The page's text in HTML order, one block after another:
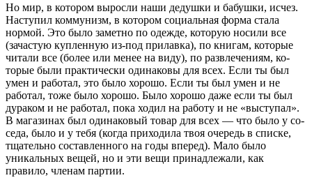
Но мир, в котором выросли наши дедушки и бабушки, исчез.
Наступил коммунизм, в котором социальная форма стала
нормой. Это было заметно по одежде, кото­рую носили все
(зачастую куплен­ную из-под прилавка), по книгам, которые
читали все (более или ме­нее на виду), по развлечениям, ко­
торые были практически одина­ковы для всех. Если ты был
умен и работал, это было хорошо. Если ты был умен и не
работал, тоже было хорошо. Было хорошо даже если ты был
дураком и не работал, пока ходил на работу и не «высту­пал».
В магазинах был одинако­вый товар для всех — что было у со­
седа, было и у тебя (когда прихо­дила твоя очередь в списке,
тща­тельно составленного на годы впе­ред). Мало было
уникальных ве­щей, но и эти вещи принадлежа­ли, как
правило, членам партии.